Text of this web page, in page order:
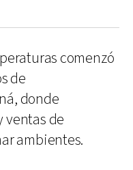
comenzó
de
donde
ventas de
ambientes.